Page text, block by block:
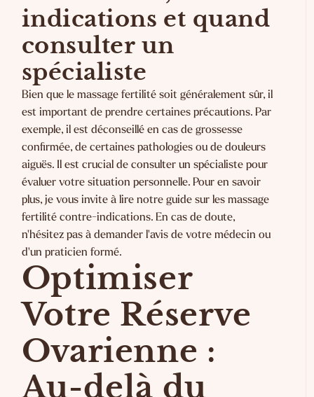
indications et quand
consulter un
spécialiste
Bien que le massage fertilité soit généralement sûr, il
est important de prendre certaines précautions. Par
exemple, il est déconseillé en cas de grossesse
confirmée, de certaines pathologies ou de douleurs
aiguës. Il est crucial de consulter un spécialiste pour
évaluer votre situation personnelle. Pour en savoir
plus, je vous invite à lire notre guide sur les massage
fertilité contre-indications. En cas de doute,
n'hésitez pas à demander l'avis de votre médecin ou
d'un praticien formé.
Optimiser
Votre Réserve
Ovarienne :
Au-delà du